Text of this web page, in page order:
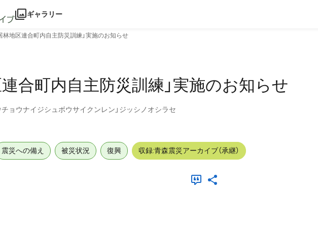
ギャラリー
林地区連合町内自主防災訓練」実施のお知らせ
連合町内自主防災訓練」実施のお知らせ
ョウナイジシュボウサイクンレン」ジッシノオシラセ
震災への備え 被災状況 復興 収録:青森震災アーカイブ（承継）